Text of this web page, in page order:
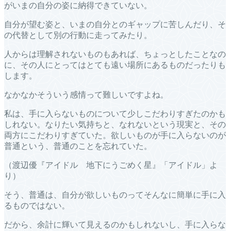
がいまの自分の姿に納得できていない。
自分が望む姿と、いまの自分とのギャップに苦しんだり、そ
の代替として別の行動に走ってみたり。
人からは理解されないものもあれば、ちょっとしたことなの
に、その人にとってはとても遠い場所にあるものだったりも
します。
なかなかそういう感情って難しいですよね。
私は、手に入らないものについて少しこだわりすぎたのかも
しれない。なりたい気持ちと、なれないという現実と、その
両方にこだわりすぎていた。欲しいものが手に入らないのが
普通という、普通のことを忘れていた。
（渡辺優『アイドル 地下にうごめく星』「アイドル」よ
り）
そう、普通は、自分が欲しいものってそんなに簡単に手に入
るものではない。
だから、余計に輝いて見えるのかもしれないし、手に入らな